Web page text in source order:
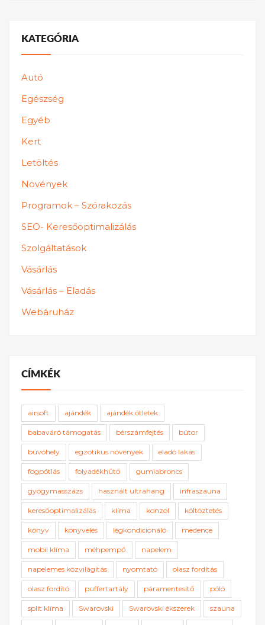
KATEGÓRIA
Autó
Egészség
Egyéb
Kert
Letöltés
Növények
Programok – Szórakozás
SEO- Keresőoptimalizálás
Szolgáltatások
Vásárlás
Vásárlás – Eladás
Webáruház
CÍMKÉK
airsoft ajándék ajándék ötletek
babaváró támogatás bérszámfejtés bútor
búvóhely egzotikus növények eladó lakás
fogpótlás folyadékhűtő gumiabroncs
gyógymasszázs használt ultrahang infraszauna
keresőoptimalizálás klíma konzol költöztetés
könyv könyvelés légkondicionáló medence
mobil klíma méhpempő napelem
napelemes közvilágítás nyomtató olasz fordítás
olasz fordító puffertartály páramentesítő póló
split klíma Swarovski Swarovski ékszerek szauna